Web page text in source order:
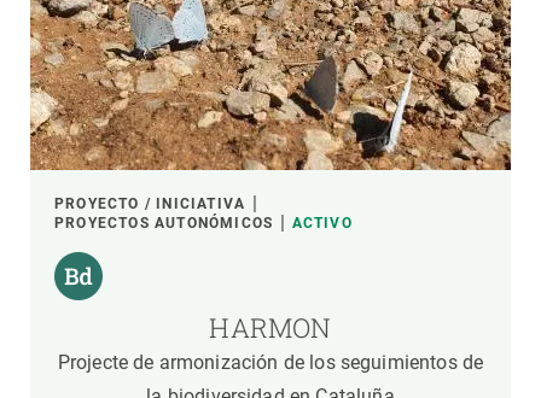
PROYECTO / INICIATIVA
PROYECTOS AUTONÓMICOS
ACTIVO
HARMON
Projecte de armonización de los seguimientos de